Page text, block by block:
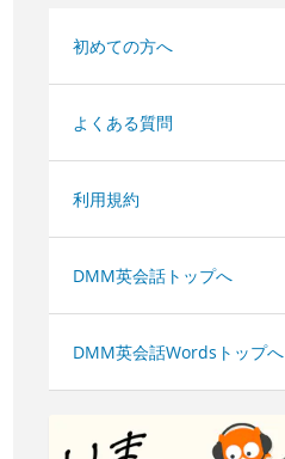
初めての方へ
よくある質問
利用規約
DMM英会話トップへ
DMM英会話Wordsトップへ